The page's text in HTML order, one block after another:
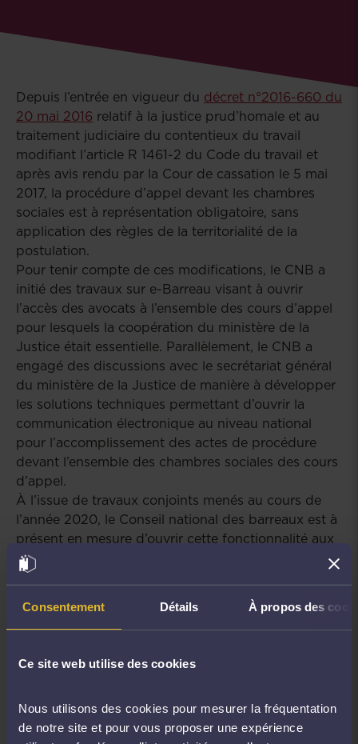
Consentement Détails À propos des
Ce site web utilise des cookies
Nous utilisons des cookies pour mesurer la fréquentation
de notre site et pour vous proposer une expérience
Depuis l’entrée en vigueur du décret n°2016-660 du
20 mai 2016 relatif à la justice prud’homale et au
traitement judiciaire du contentieux du travail
modifiant l’article R 1461-2 du Code du travail et
après avis rendu par la Cour de cassation le 5 mai
2017, la procédure d’appel devant les chambres
sociales est à représentation obligatoire, sans
application des règles de la territorialité de la
postulation.
Pour tenir compte de ces modifications, le CNB a
initié des travaux sur e-Barreau visant à ouvrir
l’accès des avocats à l’ensemble des cours d’appel
pour lesquels la coopération du ministère de la
Justice était essentielle. Parallèlement, le CNB a
engagé des discussions avec le secrétariat général
du ministère de la Justice de manière à développer
les solutions techniques permettant d’ouvrir la
communication électronique au niveau national
pour l’accomplissement des actes de procédure
devant l’ensemble des chambres sociales des cours
d’appel.
À l’issue de travaux conjoints menés au cours de
l’année 2020, le Conseil national des barreaux est à
présent en mesure d’ouvrir cette fonctionnalité aux
avocats sur les deux versions de e-Barreau.
Fonctionnement sur la version
actuelle d’e-Barreau (disponible
depuis le 24 février 2021)
vous souhaitez envoyer un message dans le cadre
d’une procédure d’appel.